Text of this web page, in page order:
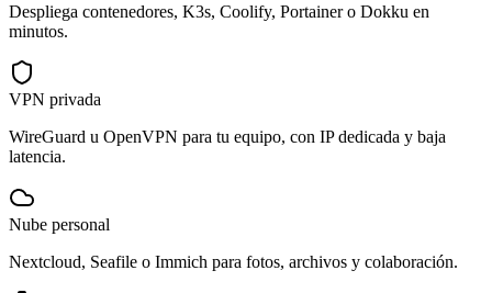
Despliega contenedores, K3s, Coolify, Portainer o Dokku en
minutos.
VPN privada
WireGuard u OpenVPN para tu equipo, con IP dedicada y baja
latencia.
Nube personal
Nextcloud, Seafile o Immich para fotos, archivos y colaboración.